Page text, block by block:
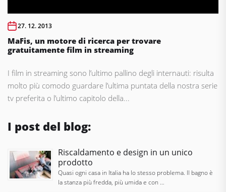
27. 12. 2013
MaFis, un motore di ricerca per trovare
gratuitamente film in streaming
I film in streaming sono l’ultimo pallino degli internauti: risulta
molto più comodo guardare l’ultima puntata della nostra serie
tv preferita o l’ultimo capitolo della...
I post del blog:
Riscaldamento e design in un unico
prodotto
Quasi ogni casa in Italia ha lo stesso problema. Il bagno è
la stanza più fredda, più umida e con …